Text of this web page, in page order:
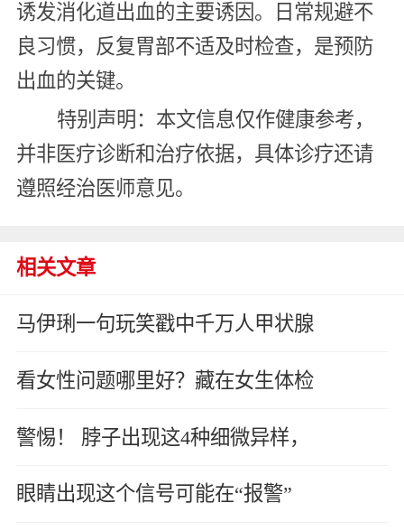
诱发消化道出血的主要诱因。日常规避不
良习惯，反复胃部不适及时检查，是预防
出血的关键。
特别声明：本文信息仅作健康参考，
并非医疗诊断和治疗依据，具体诊疗还请
遵照经治医师意见。
相关文章
马伊琍一句玩笑戳中千万人甲状腺
看女性问题哪里好？藏在女生体检
警惕！ 脖子出现这4种细微异样，
眼睛出现这个信号可能在“报警”